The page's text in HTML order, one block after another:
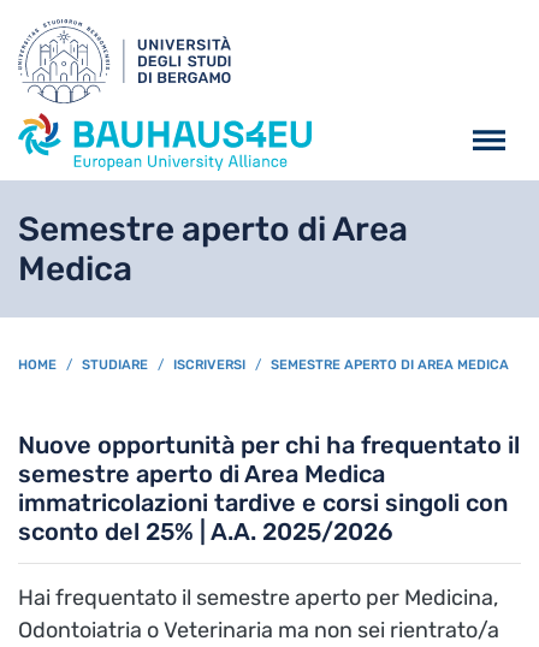
Semestre aperto di Area
Medica
BREADCRUMB
HOME STUDIARE ISCRIVERSI SEMESTRE APERTO DI AREA MEDICA
Nuove opportunità per chi ha frequentato il
semestre aperto di Area Medica
immatricolazioni tardive e corsi singoli con
sconto del 25% | A.A. 2025/2026
Hai frequentato il semestre aperto per Medicina,
Odontoiatria o Veterinaria ma non sei rientrato/a